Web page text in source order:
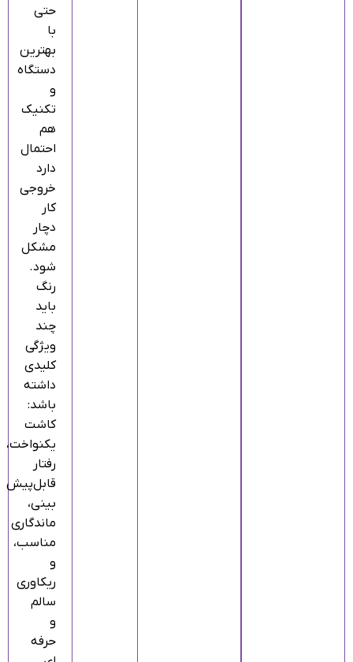
حتی
با
بهترین
دستگاه
و
تکنیک
هم
احتمال
دارد
خروجی
کار
دچار
مشکل
شود.
رنگ
باید
چند
ویژگی
کلیدی
داشته
باشد:
کاشت
یکنواخت،
رفتار
قابل‌پیش‌
بینی،
ماندگاری
مناسب،
و
ریکاوری
سالم
و
حرفه‌